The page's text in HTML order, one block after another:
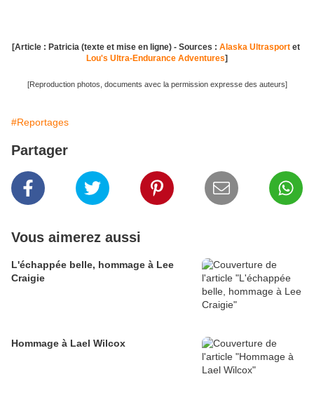
[Article : Patricia (texte et mise en ligne) - Sources : Alaska Ultrasport et
Lou's Ultra-Endurance Adventures]
[Reproduction photos, documents avec la permission expresse des auteurs]
#Reportages
Partager
Vous aimerez aussi
L'échappée belle, hommage à Lee
Craigie
Hommage à Lael Wilcox